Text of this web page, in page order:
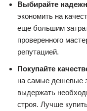
Выбирайте
экономить на
еще большим
проверенного
репутацией.
Покупайте
на самые дешевые
выдержать
строя. Лучше